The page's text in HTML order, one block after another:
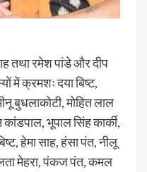
तथा रमेश पांडे और दीप
में क्रमशः दया बिष्ट,
बुधलाकोटी, मोहित लाल
भूपाल सिंह कार्की,
हेमा साह, हंसा पंत, नीलू
मेहरा, पंकज पंत, कमल